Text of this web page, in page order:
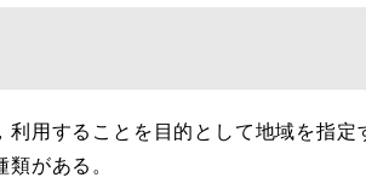
用することを目的として地域を指定
がある。